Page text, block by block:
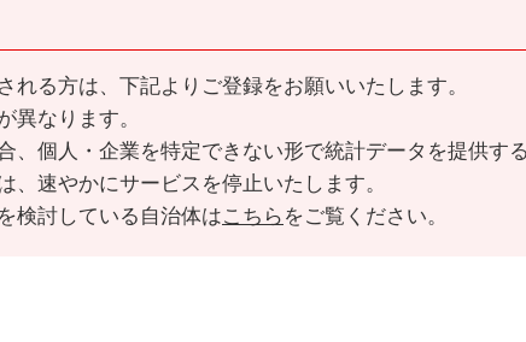
れる方は、下記よりご登録をお願いいたします。
異なります。
、個人・企業を特定できない形で統計データを提供す
、速やかにサービスを停止いたします。
検討している自治体はこちら をご覧ください。